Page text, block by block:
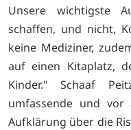
Unsere wichtigste
schaffen, und nicht,
keine Mediziner,
auf einen Kitaplatz,
Kinder." Schaaf
umfassende und vor
Aufklärung über die